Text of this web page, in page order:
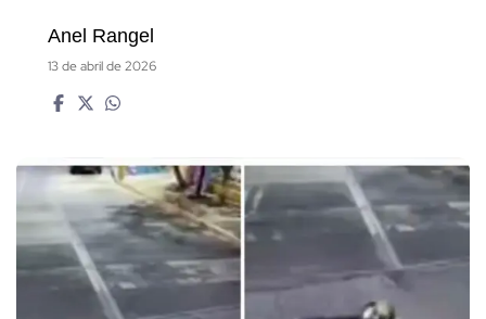
Anel Rangel
13 de abril de 2026